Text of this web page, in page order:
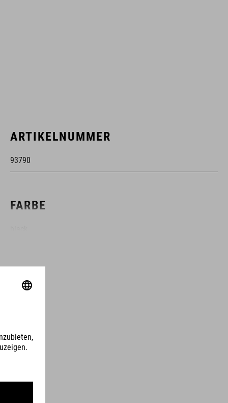
ARTIKELNUMMER
93790
FARBE
MATERIAL